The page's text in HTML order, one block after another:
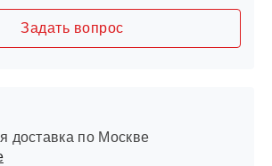
Задать вопрос
доставка по Москве